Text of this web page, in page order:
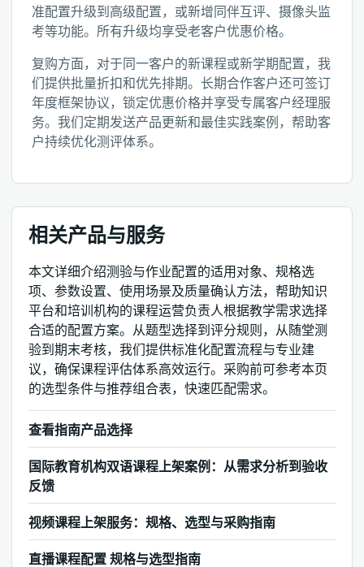
准配置升级到高级配置，或新增同伴互评、摄像头监
考等功能。所有升级均享受老客户优惠价格。
复购方面，对于同一客户的新课程或新学期配置，我
们提供批量折扣和优先排期。长期合作客户还可签订
年度框架协议，锁定优惠价格并享受专属客户经理服
务。我们定期发送产品更新和最佳实践案例，帮助客
户持续优化测评体系。
相关产品与服务
本文详细介绍测验与作业配置的适用对象、规格选
项、参数设置、使用场景及质量确认方法，帮助知识
平台和培训机构的课程运营负责人根据教学需求选择
合适的配置方案。从题型选择到评分规则，从随堂测
验到期末考核，我们提供标准化配置流程与专业建
议，确保课程评估体系高效运行。采购前可参考本页
的选型条件与推荐组合表，快速匹配需求。
查看指南产品选择
国际教育机构双语课程上架案例：从需求分析到验收
反馈
视频课程上架服务：规格、选型与采购指南
直播课程配置 规格与选型指南